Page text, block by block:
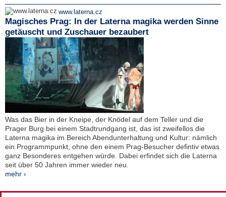
www.laterna.cz
Magisches Prag: In der Laterna magika werden Sinne
getäuscht und Zuschauer bezaubert
Was das Bier in der Kneipe, der Knödel auf dem Teller und die
Prager Burg bei einem Stadtrundgang ist, das ist zweifellos die
Laterna magika im Bereich Abendunterhaltung und Kultur: nämlich
ein Programmpunkt, ohne den einem Prag-Besucher defintiv etwas
ganz Besonderes entgehen würde. Dabei erfindet sich die Laterna
seit über 50 Jahren immer wieder neu.
mehr ›